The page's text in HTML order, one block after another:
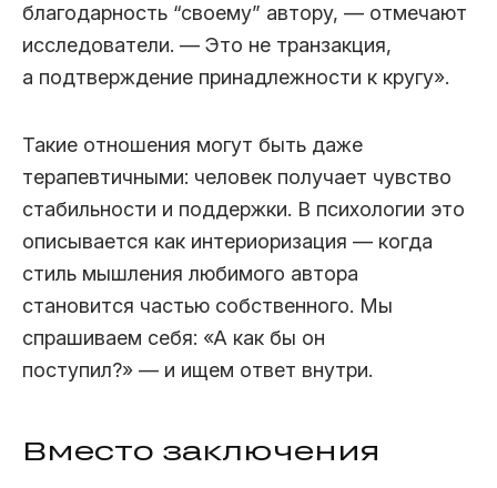
благодарность “своему” автору, — отмечают
исследователи. — Это не транзакция,
а подтверждение принадлежности к кругу».
Такие отношения могут быть даже
терапевтичными: человек получает чувство
стабильности и поддержки. В психологии это
описывается как интериоризация — когда
стиль мышления любимого автора
становится частью собственного. Мы
спрашиваем себя: «А как бы он
поступил?» — и ищем ответ внутри.
Вместо заключения